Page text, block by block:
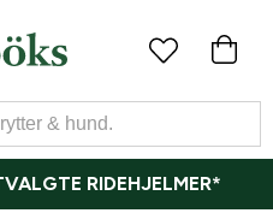
RIDEHJELMER*